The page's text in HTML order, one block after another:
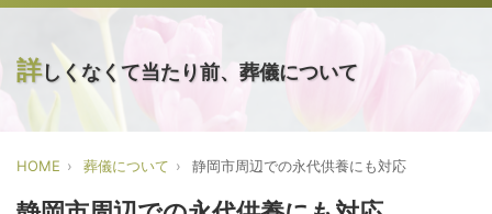
詳しくなくて当たり前、葬儀について
HOME 葬儀について 静岡市周辺での永代供養にも対応